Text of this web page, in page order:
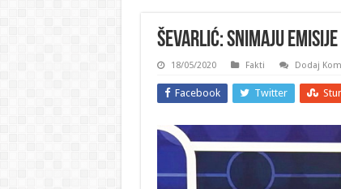
ŠEVARLIĆ: Snimaju
18/05/2020 Fakti Dodaj
Facebook Twitter